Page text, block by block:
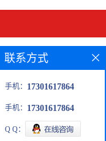
菌种>木醋杆菌
联系方式
手机： 17301617864
手机： 17301617864
Q Q：